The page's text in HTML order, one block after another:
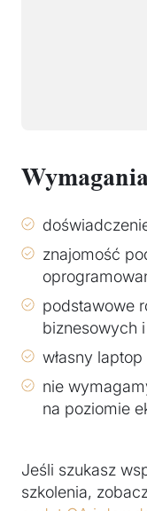
znajomość
podstawowe
biznesowych
własny
nie
na poziomie
Jeśli szukasz
szkolenia,